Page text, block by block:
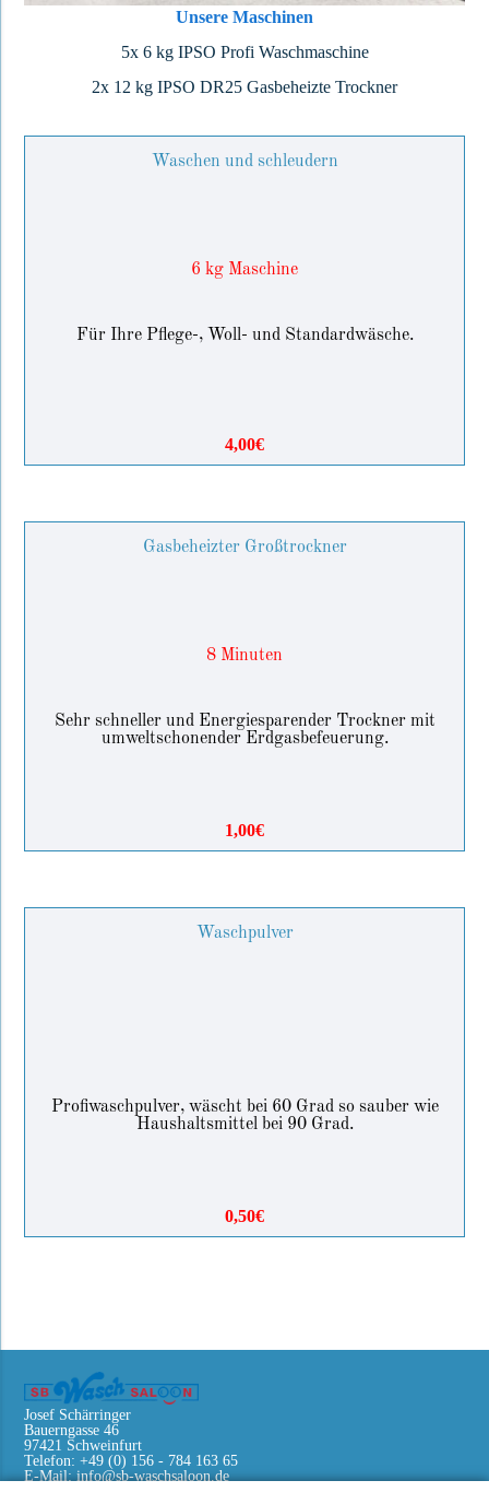
Unsere Maschinen
5x 6 kg IPSO Profi Waschmaschine
2x 12 kg IPSO DR25 Gasbeheizte Trockner
Waschen und schleudern
6 kg Maschine
Für Ihre Pflege-, Woll- und Standardwäsche.
4,00€
Gasbeheizter Großtrockner
8 Minuten
Sehr schneller und Energiesparender Trockner mit
umweltschonender Erdgasbefeuerung.
1,00€
Waschpulver
Profiwaschpulver, wäscht bei 60 Grad so sauber wie
Haushaltsmittel bei 90 Grad.
0,50€
Josef Schärringer
Bauerngasse 46
97421 Schweinfurt
Telefon: +49 (0) 156 - 784 163 65
E-Mail:info@sb-waschsaloon.de